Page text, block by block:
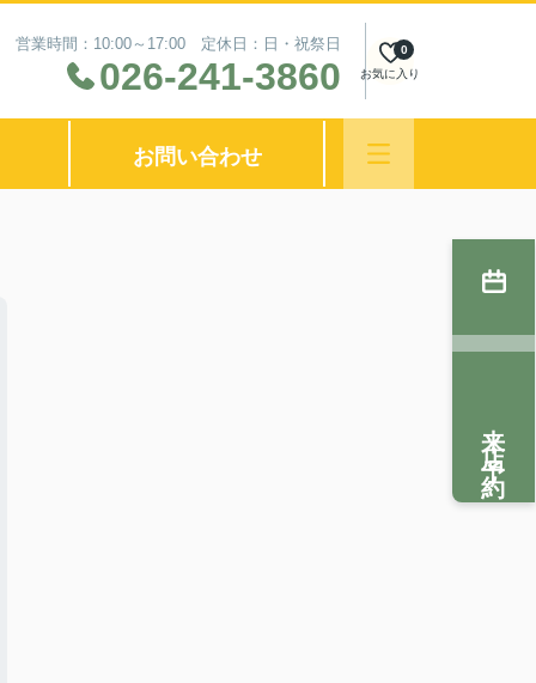
営業時間：10:00～17:00 定休日：日・祝祭日
026-241-3860 お気に入り
0
お問い合わせ
来店予約